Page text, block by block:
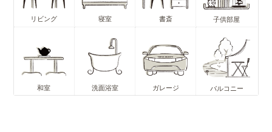
リビング 寝室 書斎 子供部屋
和室 洗面浴室 ガレージ バルコニー